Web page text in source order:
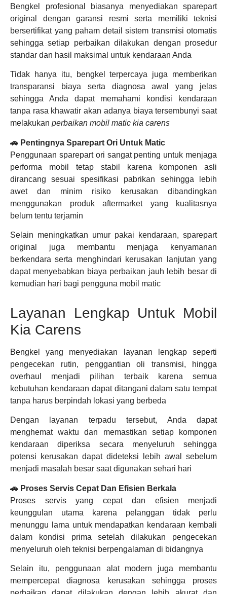
Bengkel profesional biasanya menyediakan sparepart
original dengan garansi resmi serta memiliki teknisi
bersertifikat yang paham detail sistem transmisi otomatis
sehingga setiap perbaikan dilakukan dengan prosedur
standar dan hasil maksimal untuk kendaraan Anda
Tidak hanya itu, bengkel terpercaya juga memberikan
transparansi biaya serta diagnosa awal yang jelas
sehingga Anda dapat memahami kondisi kendaraan
tanpa rasa khawatir akan adanya biaya tersembunyi saat
melakukan perbaikan mobil matic kia carens
🚗 Pentingnya Sparepart Ori Untuk Matic
Penggunaan sparepart ori sangat penting untuk menjaga
performa mobil tetap stabil karena komponen asli
dirancang sesuai spesifikasi pabrikan sehingga lebih
awet dan minim risiko kerusakan dibandingkan
menggunakan produk aftermarket yang kualitasnya
belum tentu terjamin
Selain meningkatkan umur pakai kendaraan, sparepart
original juga membantu menjaga kenyamanan
berkendara serta menghindari kerusakan lanjutan yang
dapat menyebabkan biaya perbaikan jauh lebih besar di
kemudian hari bagi pengguna mobil matic
Layanan Lengkap Untuk Mobil
Kia Carens
Bengkel yang menyediakan layanan lengkap seperti
pengecekan rutin, penggantian oli transmisi, hingga
overhaul menjadi pilihan terbaik karena semua
kebutuhan kendaraan dapat ditangani dalam satu tempat
tanpa harus berpindah lokasi yang berbeda
Dengan layanan terpadu tersebut, Anda dapat
menghemat waktu dan memastikan setiap komponen
kendaraan diperiksa secara menyeluruh sehingga
potensi kerusakan dapat dideteksi lebih awal sebelum
menjadi masalah besar saat digunakan sehari hari
🚗 Proses Servis Cepat Dan Efisien Berkala
Proses servis yang cepat dan efisien menjadi
keunggulan utama karena pelanggan tidak perlu
menunggu lama untuk mendapatkan kendaraan kembali
dalam kondisi prima setelah dilakukan pengecekan
menyeluruh oleh teknisi berpengalaman di bidangnya
Selain itu, penggunaan alat modern juga membantu
mempercepat diagnosa kerusakan sehingga proses